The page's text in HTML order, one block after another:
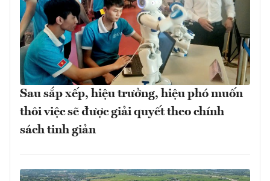
Sau sắp xếp, hiệu trưởng, hiệu phó muốn
thôi việc sẽ được giải quyết theo chính
sách tinh giản